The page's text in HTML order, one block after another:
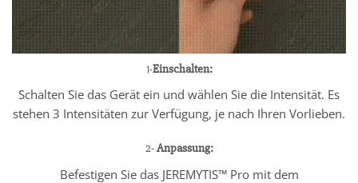
1-Einschalten:
Schalten Sie das Gerät ein und wählen Sie die Intensität. Es
stehen 3 Intensitäten zur Verfügung, je nach Ihren Vorlieben.
2-Anpassung:
Befestigen Sie das JEREMYTIS™ Pro mit dem